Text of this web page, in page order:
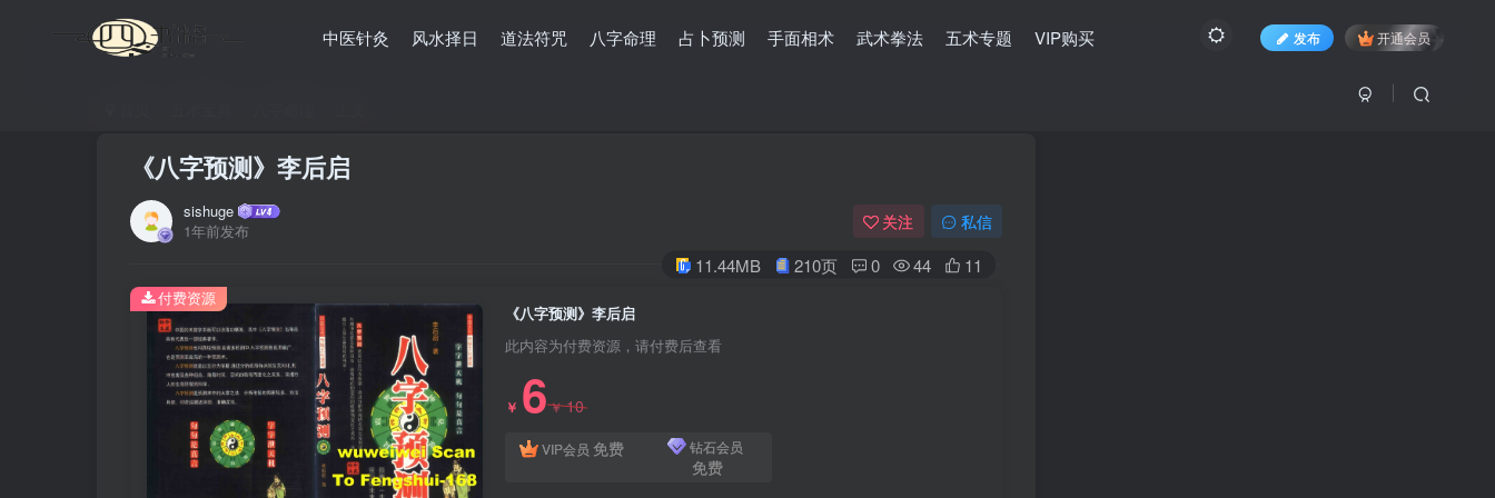
中医针灸 风水择日 道法符咒 八字命理 占卜预测 手面相术 武术拳法 五术专题 VIP购买 发布 开通会员
《八字预测》李后启
sishuge
1年前发布
关注 私信
11.44MB 210页 0 44 11
《八字预测》李后启
此内容为付费资源，请付费后查看
￥ 6￥10
VIP会员 免费 钻石会员
免费
付费资源